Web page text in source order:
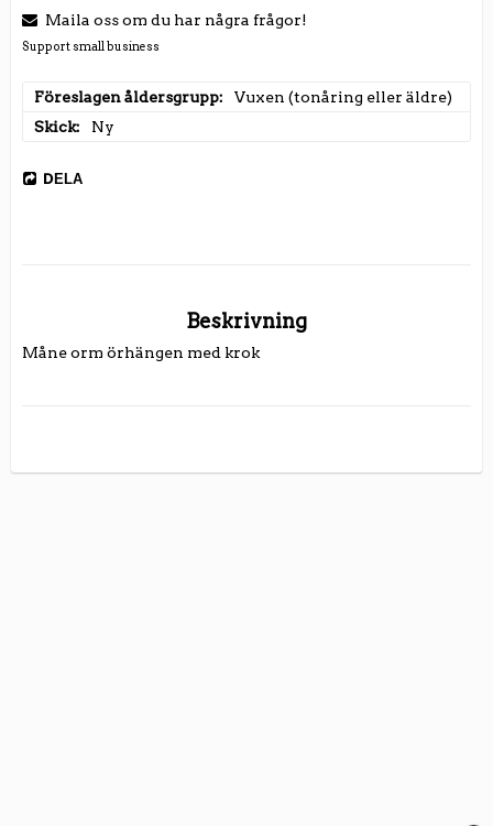
Maila oss om du har några frågor!
Support small business
Föreslagen åldersgrupp
Vuxen (tonåring eller äldre)
Skick
Ny
DELA
Beskrivning